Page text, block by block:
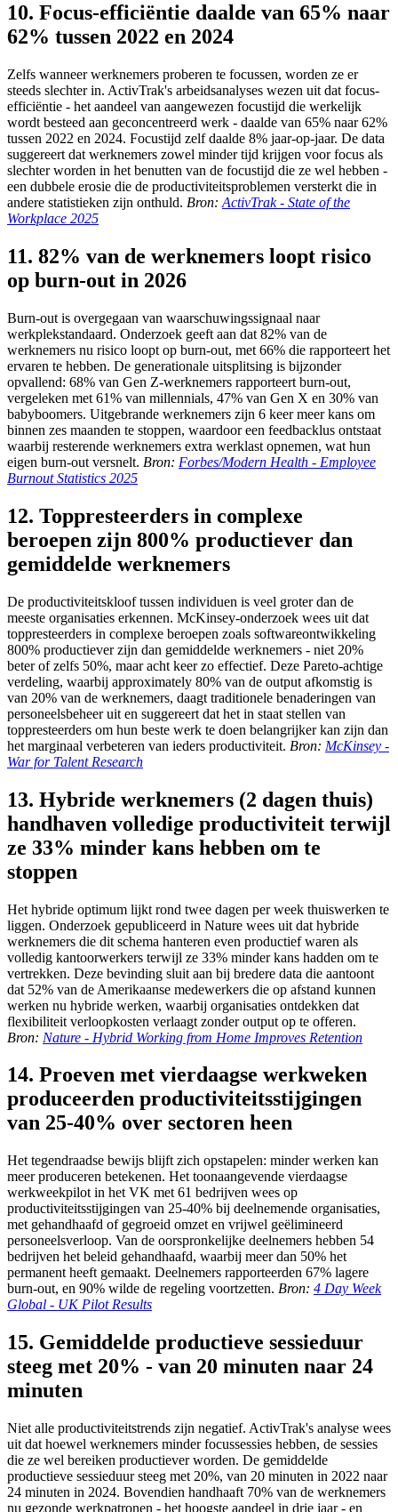
10. Focus-efficiëntie daalde van 65% naar
62% tussen 2022 en 2024
Zelfs wanneer werknemers proberen te focussen, worden ze er
steeds slechter in. ActivTrak's arbeidsanalyses wezen uit dat focus-
efficiëntie - het aandeel van aangewezen focustijd die werkelijk
wordt besteed aan geconcentreerd werk - daalde van 65% naar 62%
tussen 2022 en 2024. Focustijd zelf daalde 8% jaar-op-jaar. De data
suggereert dat werknemers zowel minder tijd krijgen voor focus als
slechter worden in het benutten van de focustijd die ze wel hebben -
een dubbele erosie die de productiviteitsproblemen versterkt die in
andere statistieken zijn onthuld. Bron: ActivTrak - State of the
Workplace 2025
11. 82% van de werknemers loopt risico
op burn-out in 2026
Burn-out is overgegaan van waarschuwingssignaal naar
werkplekstandaard. Onderzoek geeft aan dat 82% van de
werknemers nu risico loopt op burn-out, met 66% die rapporteert het
ervaren te hebben. De generationale uitsplitsing is bijzonder
opvallend: 68% van Gen Z-werknemers rapporteert burn-out,
vergeleken met 61% van millennials, 47% van Gen X en 30% van
babyboomers. Uitgebrande werknemers zijn 6 keer meer kans om
binnen zes maanden te stoppen, waardoor een feedbacklus ontstaat
waarbij resterende werknemers extra werklast opnemen, wat hun
eigen burn-out versnelt. Bron: Forbes/Modern Health - Employee
Burnout Statistics 2025
12. Toppresteerders in complexe
beroepen zijn 800% productiever dan
gemiddelde werknemers
De productiviteitskloof tussen individuen is veel groter dan de
meeste organisaties erkennen. McKinsey-onderzoek wees uit dat
toppresteerders in complexe beroepen zoals softwareontwikkeling
800% productiever zijn dan gemiddelde werknemers - niet 20%
beter of zelfs 50%, maar acht keer zo effectief. Deze Pareto-achtige
verdeling, waarbij approximately 80% van de output afkomstig is
van 20% van de werknemers, daagt traditionele benaderingen van
personeelsbeheer uit en suggereert dat het in staat stellen van
toppresteerders om hun beste werk te doen belangrijker kan zijn dan
het marginaal verbeteren van ieders productiviteit. Bron: McKinsey -
War for Talent Research
13. Hybride werknemers (2 dagen thuis)
handhaven volledige productiviteit terwijl
ze 33% minder kans hebben om te
stoppen
Het hybride optimum lijkt rond twee dagen per week thuiswerken te
liggen. Onderzoek gepubliceerd in Nature wees uit dat hybride
werknemers die dit schema hanteren even productief waren als
volledig kantoorwerkers terwijl ze 33% minder kans hadden om te
vertrekken. Deze bevinding sluit aan bij bredere data die aantoont
dat 52% van de Amerikaanse medewerkers die op afstand kunnen
werken nu hybride werken, waarbij organisaties ontdekken dat
flexibiliteit verloopkosten verlaagt zonder output op te offeren.
Bron: Nature - Hybrid Working from Home Improves Retention
14. Proeven met vierdaagse werkweken
produceerden productiviteitsstijgingen
van 25-40% over sectoren heen
Het tegendraadse bewijs blijft zich opstapelen: minder werken kan
meer produceren betekenen. Het toonaangevende vierdaagse
werkweekpilot in het VK met 61 bedrijven wees op
productiviteitsstijgingen van 25-40% bij deelnemende organisaties,
met gehandhaafd of gegroeid omzet en vrijwel geëlimineerd
personeelsverloop. Van de oorspronkelijke deelnemers hebben 54
bedrijven het beleid gehandhaafd, waarbij meer dan 50% het
permanent heeft gemaakt. Deelnemers rapporteerden 67% lagere
burn-out, en 90% wilde de regeling voortzetten. Bron: 4 Day Week
Global - UK Pilot Results
15. Gemiddelde productieve sessieduur
steeg met 20% - van 20 minuten naar 24
minuten
Niet alle productiviteitstrends zijn negatief. ActivTrak's analyse wees
uit dat hoewel werknemers minder focussessies hebben, de sessies
die ze wel bereiken productiever worden. De gemiddelde
productieve sessieduur steeg met 20%, van 20 minuten in 2022 naar
24 minuten in 2024. Bovendien handhaaft 70% van de werknemers
nu gezonde werkpatronen - het hoogste aandeel in drie jaar - en